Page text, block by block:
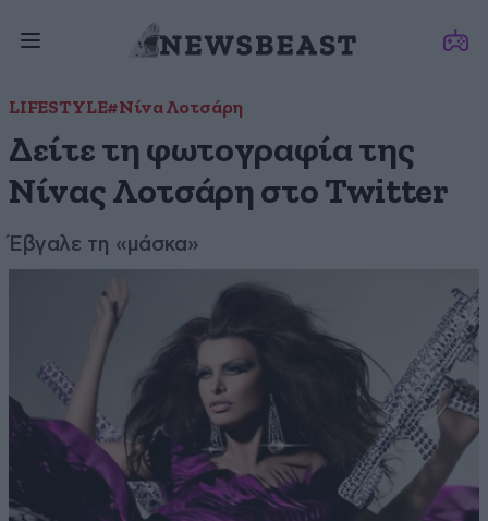
LIFESTYLE#Νίνα Λοτσάρη
Δείτε τη φωτογραφία της
Νίνας Λοτσάρη στο Twitter
Έβγαλε τη «μάσκα»